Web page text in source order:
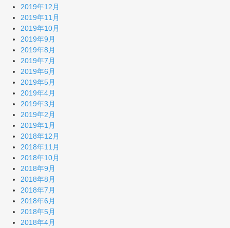
2019年12月
2019年11月
2019年10月
2019年9月
2019年8月
2019年7月
2019年6月
2019年5月
2019年4月
2019年3月
2019年2月
2019年1月
2018年12月
2018年11月
2018年10月
2018年9月
2018年8月
2018年7月
2018年6月
2018年5月
2018年4月